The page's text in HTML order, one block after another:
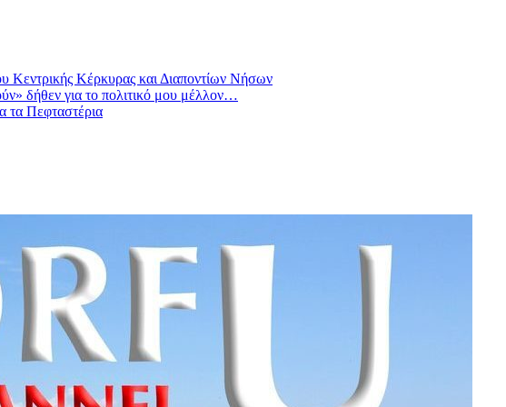
Κεντρικής Κέρκυρας και Διαποντίων Νήσων
δήθεν για το πολιτικό μου μέλλον…
τα Πεφταστέρια